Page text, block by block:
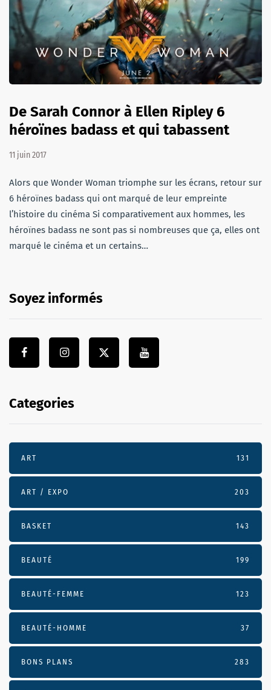
De Sarah Connor à Ellen Ripley 6
héroïnes badass et qui tabassent
11 juin 2017
Alors que Wonder Woman triomphe sur les écrans, retour sur
6 héroïnes badass qui ont marqué de leur empreinte
l’histoire du cinéma Si comparativement aux hommes, les
héroïnes badass ne sont pas si nombreuses que ça, elles ont
marqué le cinéma et un certains…
Soyez informés
Categories
ART 131
ART / EXPO 203
BASKET 143
BEAUTÉ 199
BEAUTÉ-FEMME 123
BEAUTÉ-HOMME 37
BONS PLANS 283